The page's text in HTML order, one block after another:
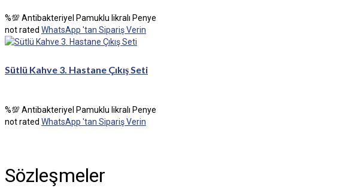
%💯 Antibakteriyel Pamuklu likralı Penye
not rated WhatsApp 'tan Sipariş Verin
Sütlü Kahve 3. Hastane Çıkış Seti
%💯 Antibakteriyel Pamuklu likralı Penye
not rated WhatsApp 'tan Sipariş Verin
Sözleşmeler